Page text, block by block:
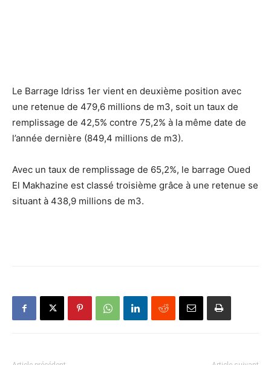
Le Barrage Idriss 1er vient en deuxième position avec
une retenue de 479,6 millions de m3, soit un taux de
remplissage de 42,5% contre 75,2% à la même date de
l’année dernière (849,4 millions de m3).
Avec un taux de remplissage de 65,2%, le barrage Oued
El Makhazine est classé troisième grâce à une retenue se
situant à 438,9 millions de m3.